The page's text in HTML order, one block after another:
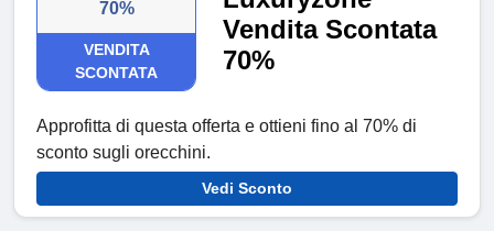
70%
VENDITA
SCONTATA
Vendita Scontata
70%
Approfitta di questa offerta e ottieni fino al 70% di
sconto sugli orecchini.
Vedi Sconto